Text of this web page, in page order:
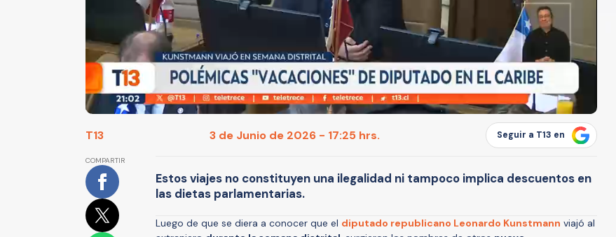
T13 3 de Junio de 2026 - 17:25 hrs. Seguir a T13 en
COMPARTIR
Estos viajes no constituyen una ilegalidad ni tampoco implica descuentos en
las dietas parlamentarias.
Luego de que se diera a conocer que el diputado republicano Leonardo Kunstmann viajó al